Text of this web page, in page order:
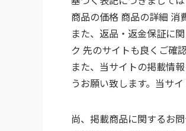
商品の価格 商品の詳細 消
また、返品・返金保証に
ク 先のサイトも良くご確
また、当サイトの掲載情
うお願い致します。当サ
尚、掲載商品に関するお